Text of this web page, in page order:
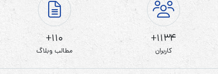
1134+
کاربران
110+
مطالب وبلاگ